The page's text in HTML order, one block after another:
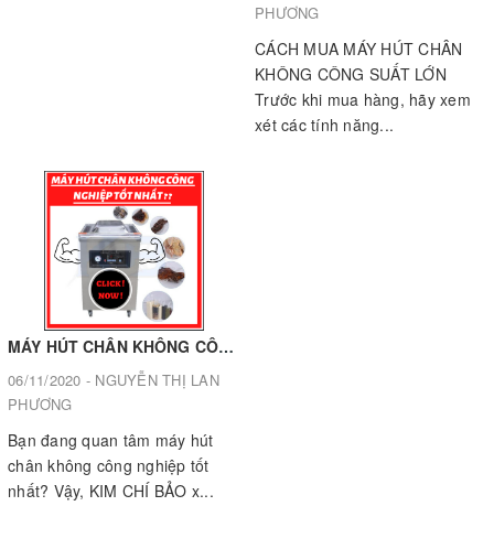
PHƯƠNG
CÁCH MUA MÁY HÚT CHÂN
KHÔNG CÔNG SUẤT LỚN
Trước khi mua hàng, hãy xem
xét các tính năng...
MÁY HÚT CHÂN KHÔNG CÔNG NGHIỆP TỐT NHẤT??
06/11/2020 - NGUYỄN THỊ LAN
PHƯƠNG
Bạn đang quan tâm máy hút
chân không công nghiệp tốt
nhất? Vậy, KIM CHÍ BẢO x...